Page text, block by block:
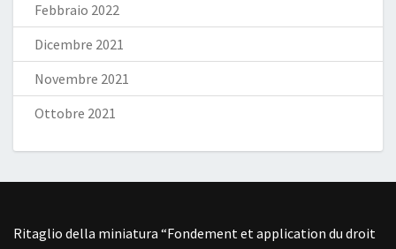
Febbraio 2022
Dicembre 2021
Novembre 2021
Ottobre 2021
Ritaglio della miniatura “Fondement et application du droit